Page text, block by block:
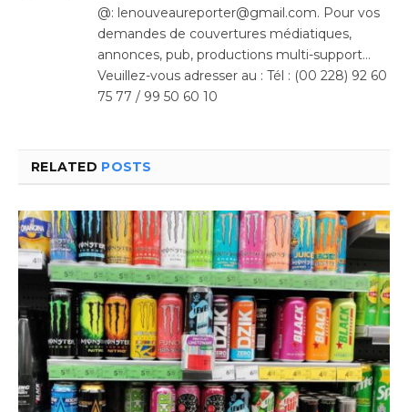
@: lenouveaureporter@gmail.com. Pour vos
demandes de couvertures médiatiques,
annonces, pub, productions multi-support…
Veuillez-vous adresser au : Tél : (00 228) 92 60
75 77 / 99 50 60 10
RELATED POSTS